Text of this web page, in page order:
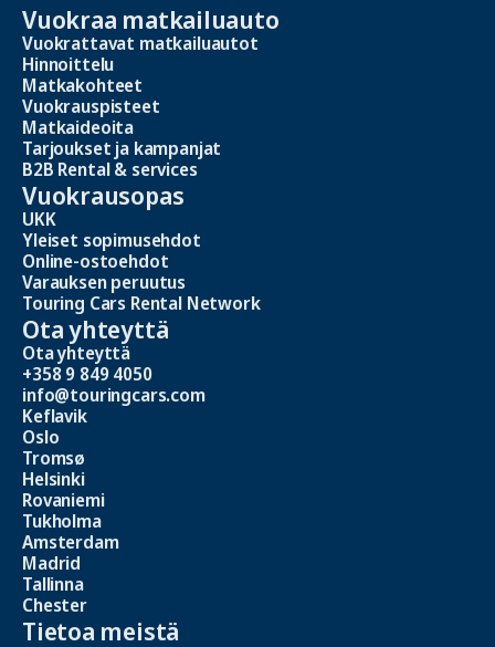
Vuokraa matkailuauto
Vuokrattavat matkailuautot
Hinnoittelu
Matkakohteet
Vuokrauspisteet
Matkaideoita
Tarjoukset ja kampanjat
B2B Rental & services
Vuokrausopas
UKK
Yleiset sopimusehdot
Online-ostoehdot
Varauksen peruutus
Touring Cars Rental Network
Ota yhteyttä
Ota yhteyttä
+358 9 849 4050
info@touringcars.com
Keflavik
Oslo
Tromsø
Helsinki
Rovaniemi
Tukholma
Amsterdam
Madrid
Tallinna
Chester
Tietoa meistä